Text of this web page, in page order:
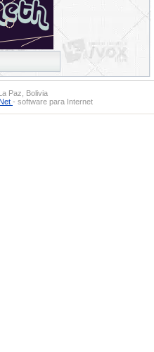
Paz, Bolivia
- software para Internet